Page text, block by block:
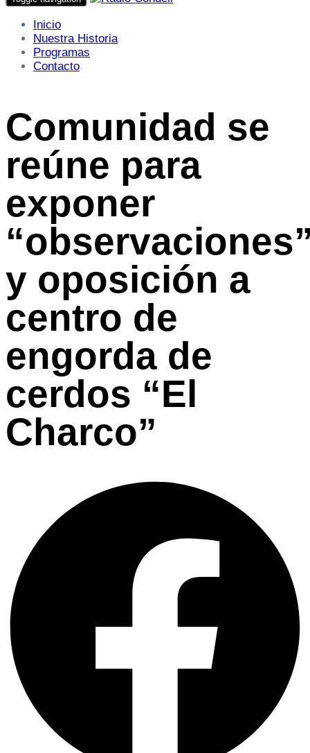
Inicio
Nuestra Historia
Programas
Contacto
Comunidad se
reúne para
exponer
y oposición a
centro de
engorda de
cerdos “El
Charco”